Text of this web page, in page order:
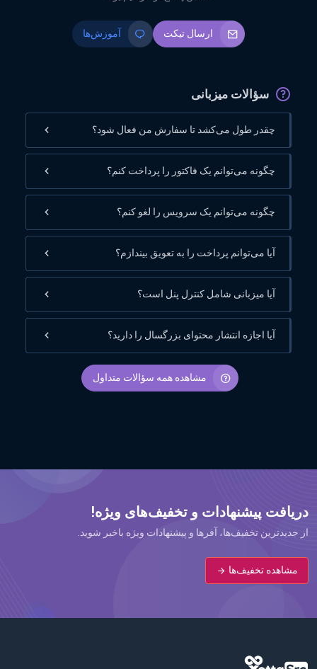
ارسال تیکت آموزش‌ها
سؤالات میزبانی
چقدر طول می‌کشد تا سفارش من فعال شود؟
چگونه می‌توانم یک فاکتور را پرداخت کنم؟
چگونه می‌توانم یک سرویس را لغو کنم؟
آیا می‌توانم پرداخت را به تعویق بیندازم؟
آیا میزبانی شامل کنترل پنل است؟
آیا اجازه انتشار محتوای بزرگسال را دارید؟
مشاهده همه سؤالات متداول
دریافت پیشنهادات و تخفیف‌های ویژه!
از جدیدترین تخفیف‌ها، آفرها و پیشنهادات ویژه باخبر شوید.
مشاهده تخفیف‌ها